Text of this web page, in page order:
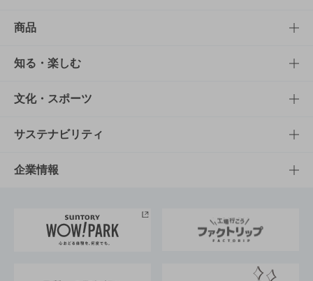
商品
商品TOP
商品一覧
商品発売情報
栄養成分一覧
知る・楽しむ
知る・楽しむTOP
キャンペーン
工場見学
地域情報
文化・スポーツ
文化・スポーツTOP
サントリーホール
サントリーサンバーズ大阪
サステナビリティ
サステナビリティTOP
サントリーが考えるサステナビリティ経営
企業情報
企業概要